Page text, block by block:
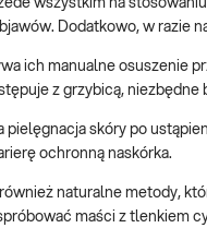
wszystkim na
Dodatkowo, w
ich manualne osuszenie
z grzybicą,
skóry po
ochronną naskórka.
naturalne metody,
maści z tlenkiem